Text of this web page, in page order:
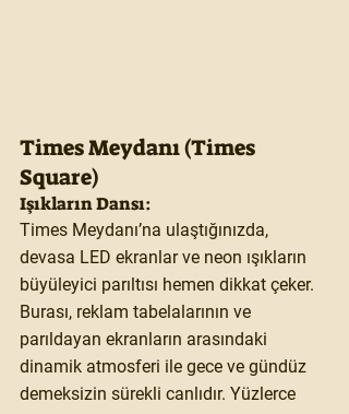
Times Meydanı (Times
Square)
Işıkların Dansı:
Times Meydanı’na ulaştığınızda,
devasa LED ekranlar ve neon ışıkların
büyüleyici parıltısı hemen dikkat çeker.
Burası, reklam tabelalarının ve
parıldayan ekranların arasındaki
dinamik atmosferi ile gece ve gündüz
demeksizin sürekli canlıdır. Yüzlerce